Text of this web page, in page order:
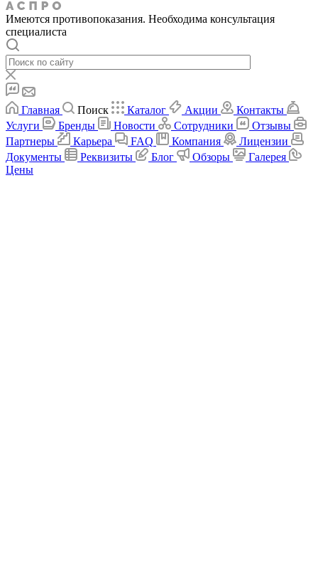
Имеются противопоказания. Необходима консультация
специалиста
Главная Поиск Каталог Акции
Контакты
Услуги
Бренды Новости Сотрудники
Отзывы
Партнеры
Карьера FAQ Компания
Лицензии
Документы
Реквизиты Блог Обзоры
Галерея
Цены